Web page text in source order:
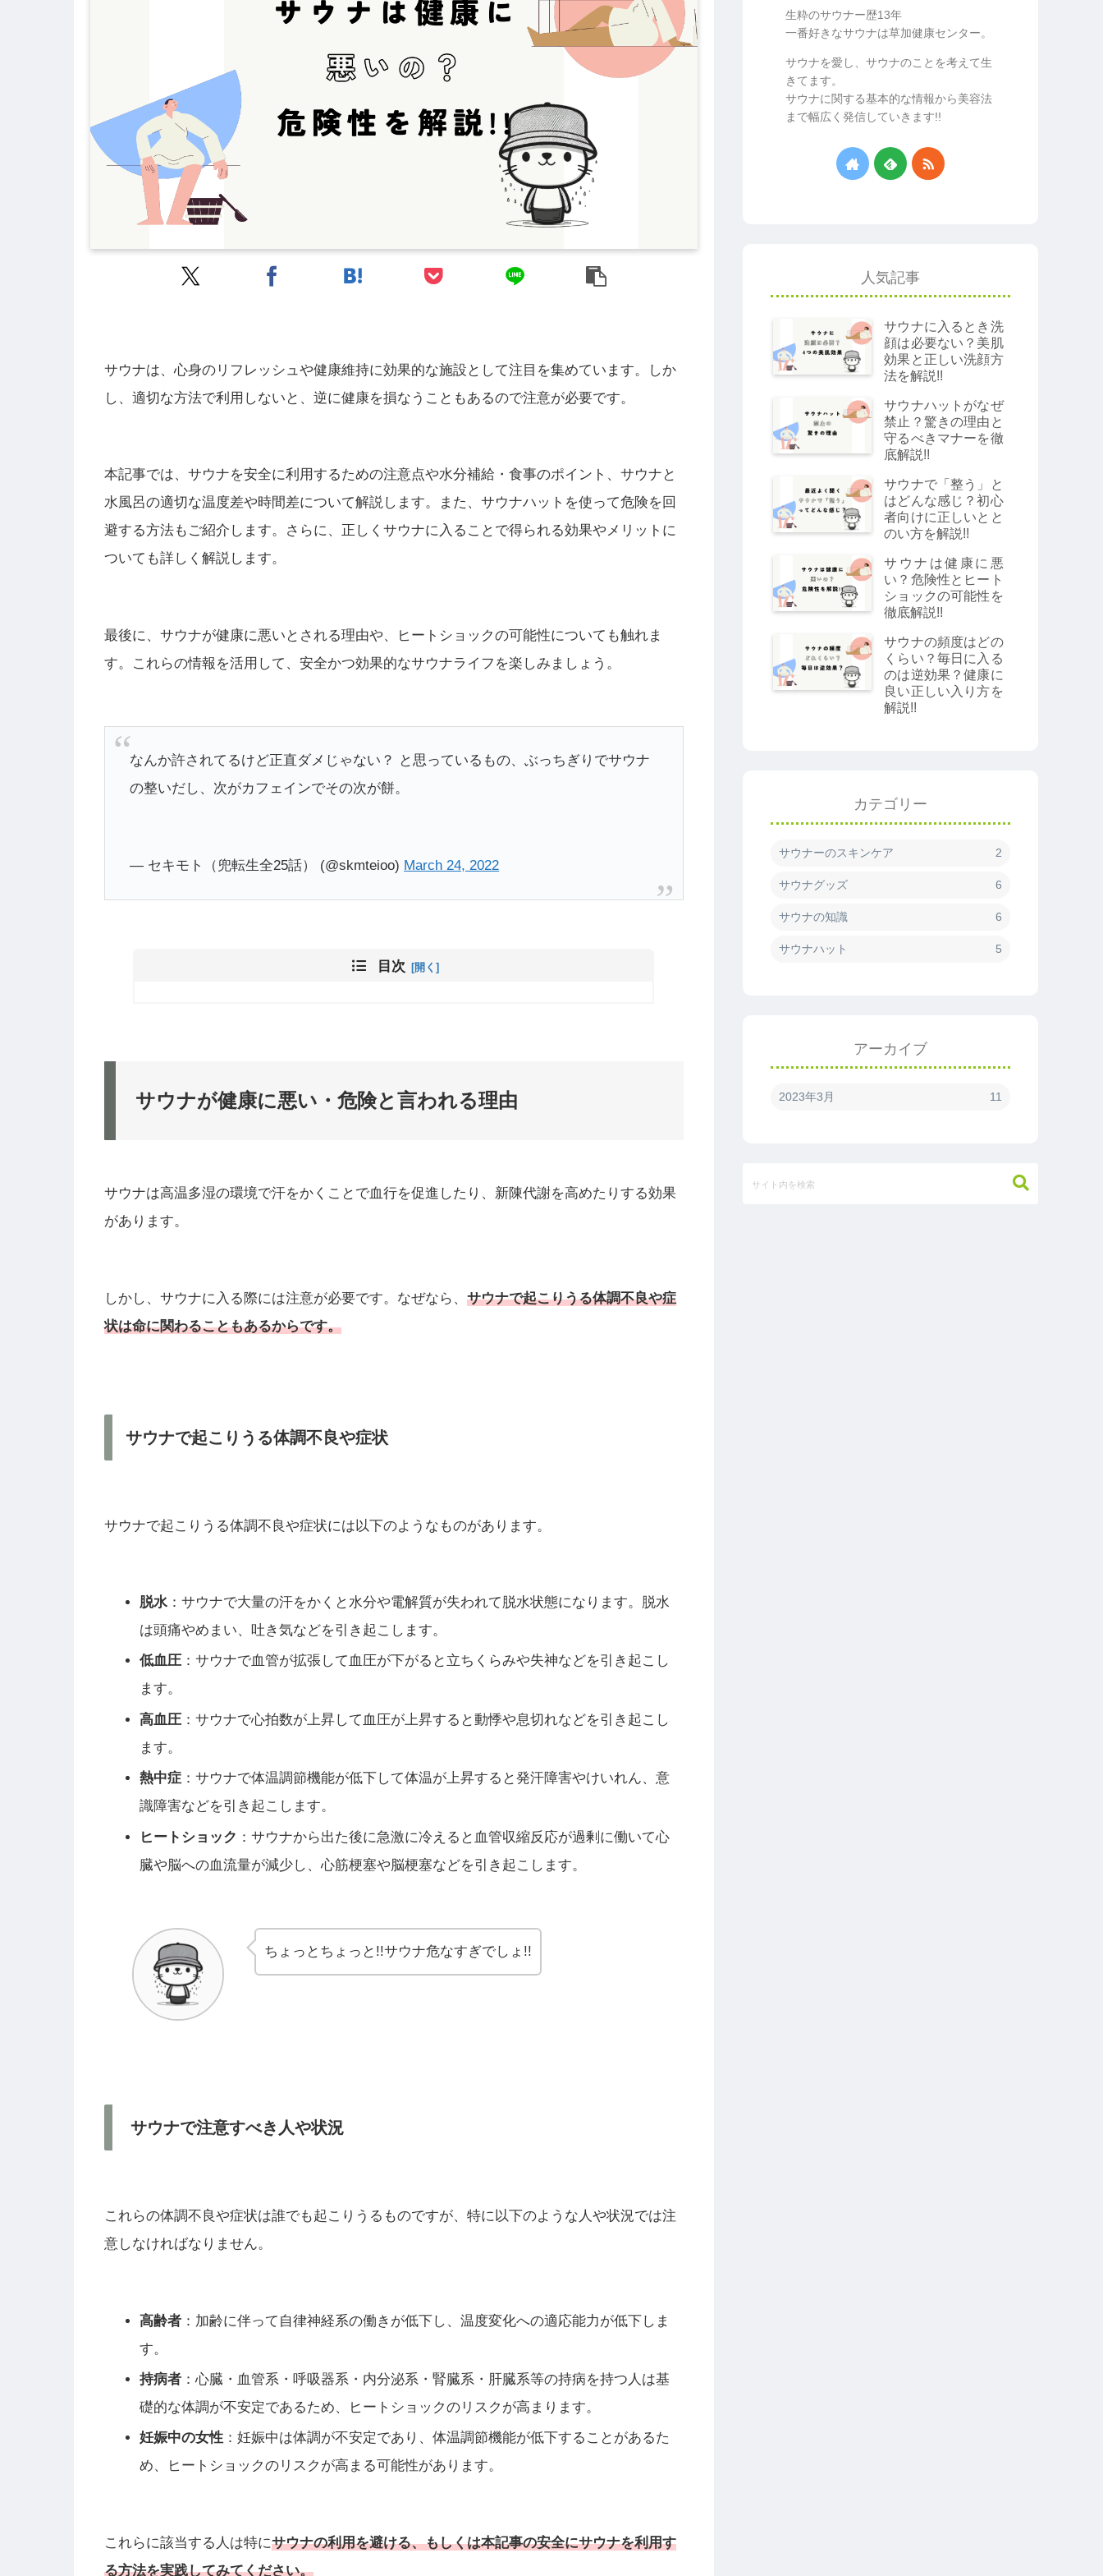
サウナは、心身のリフレッシュや健康維持に効果的な施設として注目を集めています。しか
し、適切な方法で利用しないと、逆に健康を損なうこともあるので注意が必要です。
本記事では、サウナを安全に利用するための注意点や水分補給・食事のポイント、サウナと
水風呂の適切な温度差や時間差について解説します。また、サウナハットを使って危険を回
避する方法もご紹介します。さらに、正しくサウナに入ることで得られる効果やメリットに
ついても詳しく解説します。
最後に、サウナが健康に悪いとされる理由や、ヒートショックの可能性についても触れま
す。これらの情報を活用して、安全かつ効果的なサウナライフを楽しみましょう。
なんか許されてるけど正直ダメじゃない？ と思っているもの、ぶっちぎりでサウナ
の整いだし、次がカフェインでその次が餅。
— セキモト（兜転生全25話） (@skmteioo) March 24, 2022
目次
サウナが健康に悪い・危険と言われる理由
サウナは高温多湿の環境で汗をかくことで血行を促進したり、新陳代謝を高めたりする効果
があります。
しかし、サウナに入る際には注意が必要です。なぜなら、 サウナで起こりうる体調不良や症
状は命に関わることもあるからです。
サウナで起こりうる体調不良や症状
サウナで起こりうる体調不良や症状には以下のようなものがあります。
脱水：サウナで大量の汗をかくと水分や電解質が失われて脱水状態になります。脱水
は頭痛やめまい、吐き気などを引き起こします。
低血圧：サウナで血管が拡張して血圧が下がると立ちくらみや失神などを引き起こし
ます。
高血圧：サウナで心拍数が上昇して血圧が上昇すると動悸や息切れなどを引き起こし
ます。
熱中症：サウナで体温調節機能が低下して体温が上昇すると発汗障害やけいれん、意
識障害などを引き起こします。
ヒートショック ：サウナから出た後に急激に冷えると血管収縮反応が過剰に働いて心
臓や脳への血流量が減少し、心筋梗塞や脳梗塞などを引き起こします。
ちょっとちょっと!!サウナ危なすぎでしょ!!
サウナで注意すべき人や状況
これらの体調不良や症状は誰でも起こりうるものですが、特に以下のような人や状況では注
意しなければなりません。
高齢者：加齢に伴って自律神経系の働きが低下し、温度変化への適応能力が低下しま
す。
持病者：心臓・血管系・呼吸器系・内分泌系・腎臓系・肝臓系等の持病を持つ人は基
礎的な体調が不安定であるため、ヒートショックのリスクが高まります。
妊娠中の女性：妊娠中は体調が不安定であり、体温調節機能が低下することがあるた
め、ヒートショックのリスクが高まる可能性があります。
これらに該当する人は特にサウナの利用を避ける、もしくは本記事の安全にサウナを利用す
る方法を実践してみてください。
生粋のサウナー歴13年
一番好きなサウナは草加健康センター。
サウナを愛し、サウナのことを考えて生
きてます。
サウナに関する基本的な情報から美容法
まで幅広く発信していきます!!
人気記事
サウナに入るとき洗
顔は必要ない？美肌
効果と正しい洗顔方
法を解説!!
サウナハットがなぜ
禁止？驚きの理由と
守るべきマナーを徹
底解説!!
サウナで「整う」と
はどんな感じ？初心
者向けに正しいとと
のい方を解説!!
サウナは健康に悪
い？危険性とヒート
ショックの可能性を
徹底解説!!
サウナの頻度はどの
くらい？毎日に入る
のは逆効果？健康に
良い正しい入り方を
解説!!
カテゴリー
サウナーのスキンケア 2
サウナグッズ 6
サウナの知識 6
サウナハット 5
アーカイブ
2023年3月 11